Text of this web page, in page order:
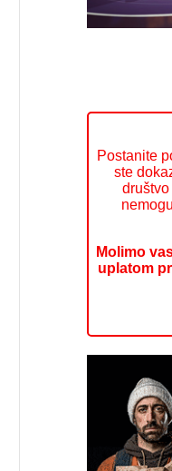
Postanite
ste
Molimo
uplatom